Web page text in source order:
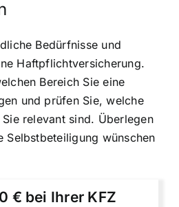
Bedürfnisse und
Haftpflichtversicherung.
Bereich Sie eine
und prüfen Sie, welche
relevant sind. Überlegen
Selbstbeteiligung wünschen
€ bei Ihrer KFZ